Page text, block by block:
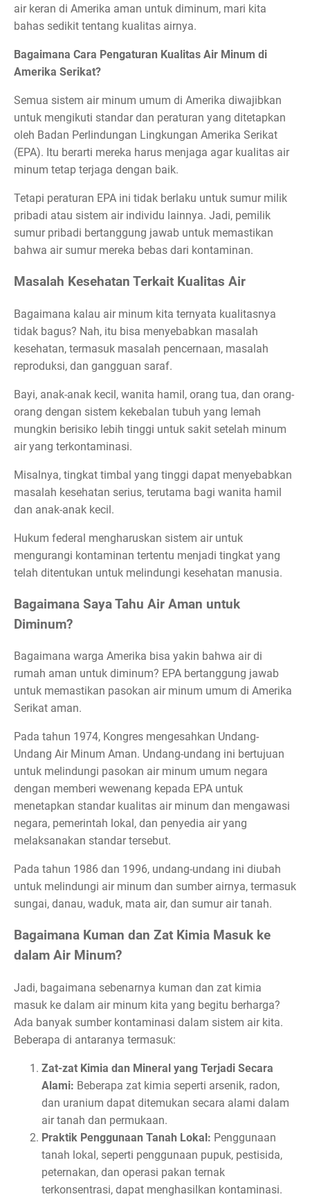
air keran di Amerika aman untuk diminum, mari kita
bahas sedikit tentang kualitas airnya.
Bagaimana Cara Pengaturan Kualitas Air Minum di
Amerika Serikat?
Semua sistem air minum umum di Amerika diwajibkan
untuk mengikuti standar dan peraturan yang ditetapkan
oleh Badan Perlindungan Lingkungan Amerika Serikat
(EPA). Itu berarti mereka harus menjaga agar kualitas air
minum tetap terjaga dengan baik.
Tetapi peraturan EPA ini tidak berlaku untuk sumur milik
pribadi atau sistem air individu lainnya. Jadi, pemilik
sumur pribadi bertanggung jawab untuk memastikan
bahwa air sumur mereka bebas dari kontaminan.
Masalah Kesehatan Terkait Kualitas Air
Bagaimana kalau air minum kita ternyata kualitasnya
tidak bagus? Nah, itu bisa menyebabkan masalah
kesehatan, termasuk masalah pencernaan, masalah
reproduksi, dan gangguan saraf.
Bayi, anak-anak kecil, wanita hamil, orang tua, dan orang-
orang dengan sistem kekebalan tubuh yang lemah
mungkin berisiko lebih tinggi untuk sakit setelah minum
air yang terkontaminasi.
Misalnya, tingkat timbal yang tinggi dapat menyebabkan
masalah kesehatan serius, terutama bagi wanita hamil
dan anak-anak kecil.
Hukum federal mengharuskan sistem air untuk
mengurangi kontaminan tertentu menjadi tingkat yang
telah ditentukan untuk melindungi kesehatan manusia.
Bagaimana Saya Tahu Air Aman untuk
Diminum?
Bagaimana warga Amerika bisa yakin bahwa air di
rumah aman untuk diminum? EPA bertanggung jawab
untuk memastikan pasokan air minum umum di Amerika
Serikat aman.
Pada tahun 1974, Kongres mengesahkan Undang-
Undang Air Minum Aman. Undang-undang ini bertujuan
untuk melindungi pasokan air minum umum negara
dengan memberi wewenang kepada EPA untuk
menetapkan standar kualitas air minum dan mengawasi
negara, pemerintah lokal, dan penyedia air yang
melaksanakan standar tersebut.
Pada tahun 1986 dan 1996, undang-undang ini diubah
untuk melindungi air minum dan sumber airnya, termasuk
sungai, danau, waduk, mata air, dan sumur air tanah.
Bagaimana Kuman dan Zat Kimia Masuk ke
dalam Air Minum?
Jadi, bagaimana sebenarnya kuman dan zat kimia
masuk ke dalam air minum kita yang begitu berharga?
Ada banyak sumber kontaminasi dalam sistem air kita.
Beberapa di antaranya termasuk:
Zat-zat Kimia dan Mineral yang Terjadi Secara
Alami: Beberapa zat kimia seperti arsenik, radon,
dan uranium dapat ditemukan secara alami dalam
air tanah dan permukaan.
Praktik Penggunaan Tanah Lokal: Penggunaan
tanah lokal, seperti penggunaan pupuk, pestisida,
peternakan, dan operasi pakan ternak
terkonsentrasi, dapat menghasilkan kontaminasi.